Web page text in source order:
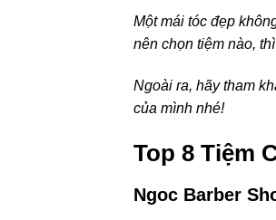
Một mái tóc đẹp
nên chọn tiệm nào,
Ngoài ra, hãy tham
của mình nhé!
Top 8 Tiệm
Ngoc Barber